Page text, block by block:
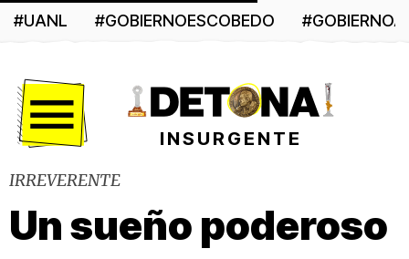
#UANL #GOBIERNOESCOBEDO
INSURGENTE
IRREVERENTE
Un sueño poderoso